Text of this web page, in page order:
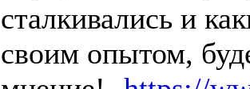
сталкивались и
своим опытом,